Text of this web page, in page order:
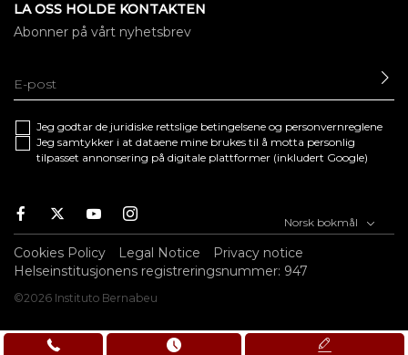
LA OSS HOLDE KONTAKTEN
Abonner på vårt nyhetsbrev
Jeg godtar de juridiske rettslige betingelsene og personvernreglene
Jeg samtykker i at dataene mine brukes til å motta personlig
tilpasset annonsering på digitale plattformer (inkludert Google)
Facebook
TwitterYoutubeInstagram Norsk bokmål
Cookies Policy Legal Notice
Privacy notice
Helseinstitusjonens registreringsnummer: 947
©2026 Instituto Bernabeu